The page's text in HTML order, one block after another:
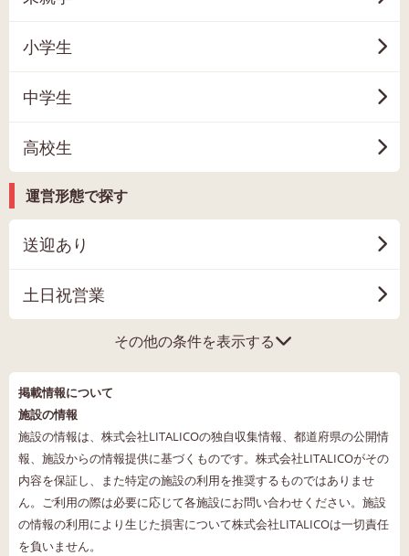
小学生
中学生
高校生
運営形態で探す
送迎あり
土日祝営業
その他の条件を表示する
掲載情報について
施設の情報
施設の情報は、株式会社LITALICOの独自収集情報、都道府県の公開情
報、施設からの情報提供に基づくものです。株式会社LITALICOがその
内容を保証し、また特定の施設の利用を推奨するものではありませ
ん。ご利用の際は必要に応じて各施設にお問い合わせください。施設
の情報の利用により生じた損害について株式会社LITALICOは一切責任
を負いません。